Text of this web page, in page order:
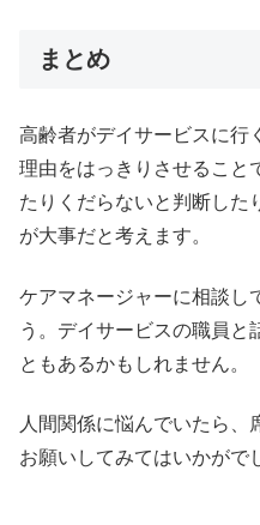
まとめ
高齢者がデイサービスに行
理由をはっきりさせること
たりくだらないと判断した
が大事だと考えます。
ケアマネージャーに相談し
う。デイサービスの職員と
ともあるかもしれません。
人間関係に悩んでいたら、
お願いしてみてはいかがで